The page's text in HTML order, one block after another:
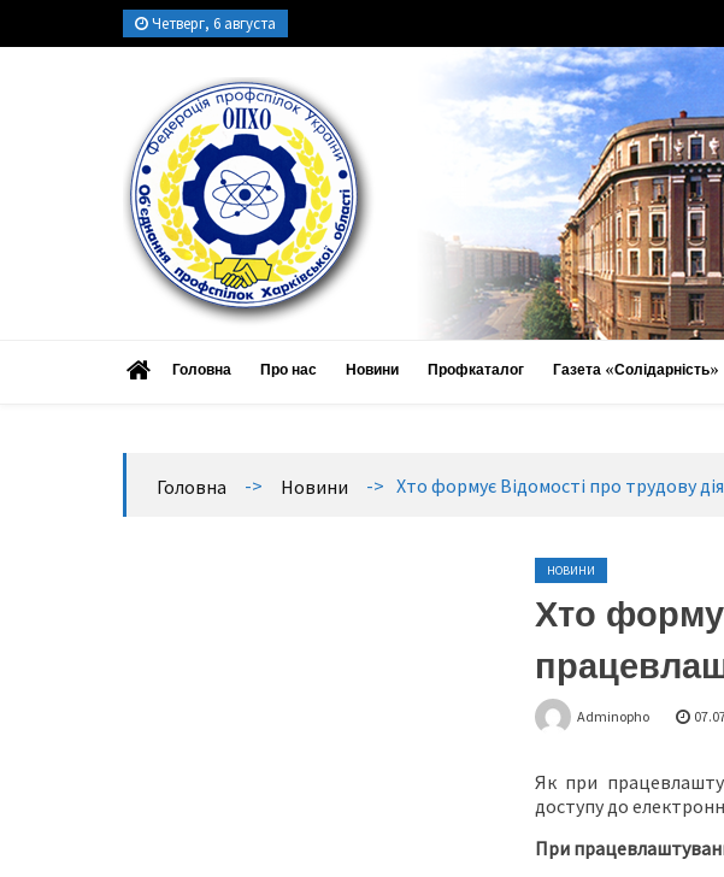
Четверг, 6 августа
Об’єднання профспілок Харківської області
Головна
Про нас Новини Профкаталог Газета «Солідарність»
Головна -> Новини -> Хто формує Відомості про трудову
НОВИНИ
Хто
Adminopho
Як при
доступу до
При